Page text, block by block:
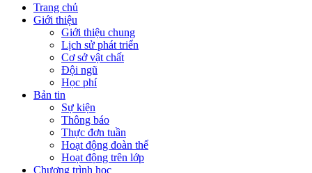
Trang chủ
Giới thiệu
Giới thiệu chung
Lịch sử phát triển
Cơ sở vật chất
Đội ngũ
Học phí
Bản tin
Sự kiện
Thông báo
Thực đơn tuần
Hoạt động đoàn thể
Hoạt động trên lớp
Chương trình học